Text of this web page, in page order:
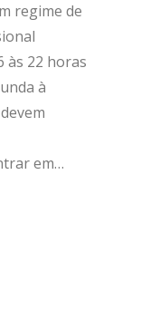
regime de
às 22 horas
à
em…